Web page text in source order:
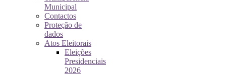
Municipal
Contactos
Proteção de
dados
Atos Eleitorais
Eleições
Presidenciais
2026